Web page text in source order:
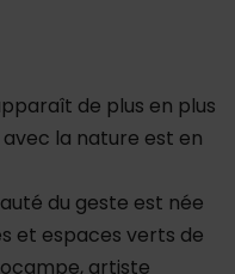
de plus en plus
la nature est en
du geste est née
et espaces verts de
artiste